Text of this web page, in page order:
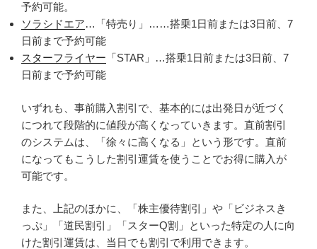
予約可能。
ソラシドエア…「特売り」……搭乗1日前または3日前、7
日前まで予約可能
スターフライヤー 「STAR」…搭乗1日前または3日前、7
日前まで予約可能
いずれも、事前購入割引で、基本的には出発日が近づく
につれて段階的に値段が高くなっていきます。直前割引
のシステムは、「徐々に高くなる」という形です。直前
になってもこうした割引運賃を使うことでお得に購入が
可能です。
また、上記のほかに、「株主優待割引」や「ビジネスき
っぷ」「道民割引」「スターQ割」といった特定の人に向
けた割引運賃は、当日でも割引で利用できます。